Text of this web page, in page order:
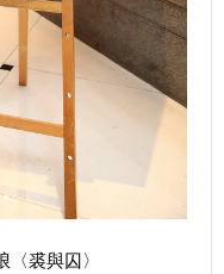
裘與囚〉